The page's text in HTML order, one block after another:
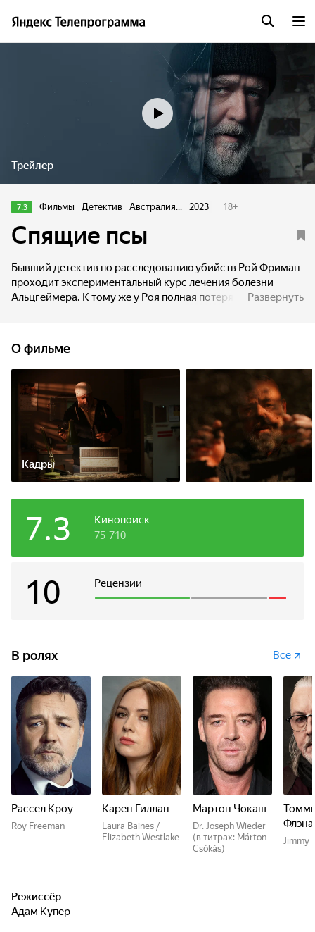
Трейлер
7.3 Фильмы Детектив Австралия... 2023 18+
Спящие псы
Бывший детектив по расследованию убийств Рой Фриман
проходит экспериментальный курс лечения болезни
Альцгеймера. К тому же у Роя полная потеря памяти, и он
за убийство и ожидающим смертной казни Айзеком
Сэмюэлом, дело которого он с напарником вёл 10 лет
назад. Айзек убеждает Роя в своей невиновности и просит
его найти настоящего убийцу. Времени мало, поскольку
через несколько дней смертный приговор будет приведён
в исполнение.
Развернуть
О фильме
Кадры
Кинопоиск
7.3 75 710
Рецензии
10
В ролях Все
Рассел Кроу
Roy Freeman
Карен Гиллан
Laura Baines /
Elizabeth Westlake
Мартон Чокаш
Dr. Joseph Wieder
(в титрах: Márton
Csókás)
Jimmy
Режиссёр
Адам Купер